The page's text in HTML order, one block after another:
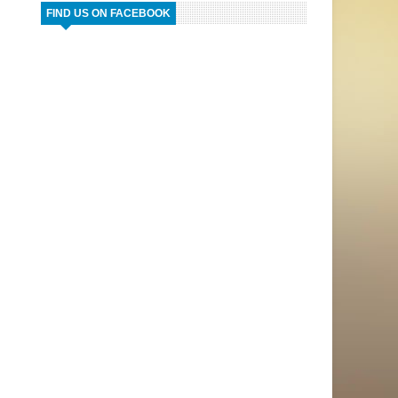
FIND US ON FACEBOOK